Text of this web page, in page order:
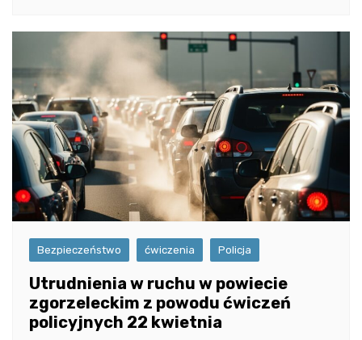
Bezpieczeństwo ćwiczenia Policja
Utrudnienia w ruchu w powiecie
zgorzeleckim z powodu ćwiczeń
policyjnych 22 kwietnia